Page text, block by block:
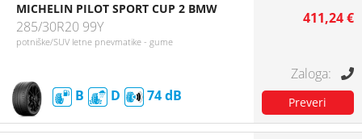
MICHELIN PILOT SPORT CUP 2 BMW
285/30R20 99Y
potniške/SUV letne pnevmatike - gume
B D 74
411,24 €